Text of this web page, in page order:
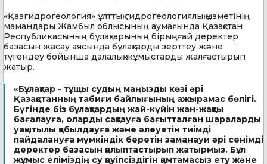
«Қазгидрогеология» ұлттық гидрогеологиялық қызметінің
мамандары Жамбыл облысының аумағында Қазақстан
Республикасының бұлақтарының бірыңғай деректер
базасын жасау аясында бұлақтарды зерттеу және
түгендеу бойынша далалық жұмыстарды жалғастырып
жатыр.
«Бұлақтар - тұщы судың маңызды көзі әрі
Қазақстанның табиғи байлығының ажырамас бөлігі.
Бүгінде біз бұлақтардың жай-күйін жан-жақты
бағалауға, оларды сақтауға бағытталған шараларды
уақытылы қабылдауға және әлеуетін тиімді
пайдалануға мүмкіндік беретін заманауи әрі сенімді
деректер базасын қалыптастырып жатырмыз. Бұл
жұмыс еліміздің су қауіпсіздігін қамтамасыз ету және